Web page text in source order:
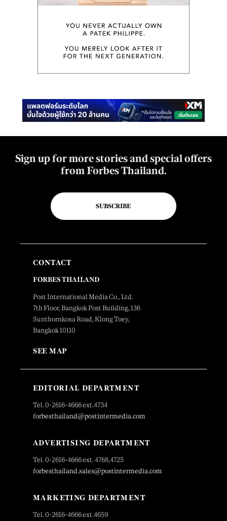
Sign up for more stories and special offers
from Forbes Thailand.
SUBSCRIBE
CONTACT
FORBES THAILAND
Post International Media Co., Ltd.
7th Floor, Bangkok Post Building, 136
Sunthornkosa Road, Klong Toey,
Bangkok 10110
SEE MAP
EDITORIAL DEPARTMENT
Tel. 0-2616-4666 ext.4734
forbesthailand@postintermedia.com
ADVERTISING DEPARTMENT
Tel. 0-2616-4666 ext. 4768,4725
forbesthailand.sales@postintermedia.com
MARKETING DEPARTMENT
Tel. 0-2616-4666 ext.4659